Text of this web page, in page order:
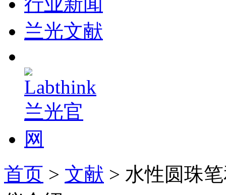
兰光文献
首页 > 文献 > 水性圆珠